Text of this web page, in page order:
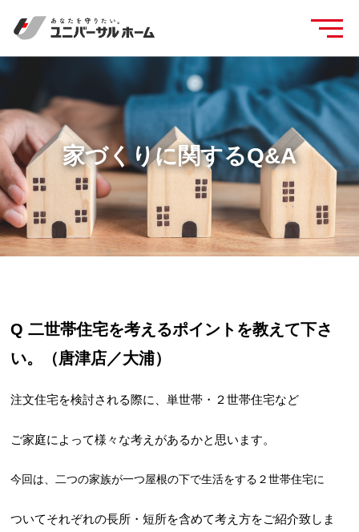
家づくりに関するQ&A
Q 二世帯住宅を考えるポイントを教えて下さ
い。（唐津店／大浦）
注文住宅を検討される際に、単世帯・２世帯住宅など
ご家庭によって様々な考えがあるかと思います。
今回は、二つの家族が一つ屋根の下で生活をする２世帯住宅に
ついてそれぞれの長所・短所を含めて考え方をご紹介致しま